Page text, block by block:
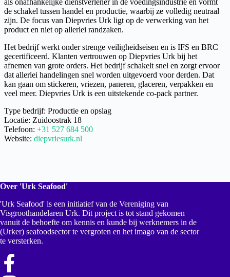
als onafhankelijke dienstverlener in de voedingsindustrie en vormt
de schakel tussen handel en productie, waarbij ze volledig neutraal
zijn. De focus van Diepvries Urk ligt op de verwerking van het
product en niet op allerlei randzaken.
Het bedrijf werkt onder strenge veiligheidseisen en is IFS en BRC
gecertificeerd. Klanten vertrouwen op Diepvries Urk bij het
afnemen van grote orders. Het bedrijf schakelt snel en zorgt ervoor
dat allerlei handelingen snel worden uitgevoerd voor derden. Dat
kan gaan om stickeren, vriezen, paneren, glaceren, verpakken en
veel meer. Diepvries Urk is een uitstekende co-pack partner.
Type bedrijf: Productie en opslag
Locatie: Zuidoostrak 18
Telefoon: +31 527 684 500
Website: diepvriesurk.nl
Over 'Urk Seafood'
'Urk Seafood' is een initiatief van de Vereniging van
Visgroothandelaren Urk. Dit project is tot stand gekomen
vanuit de behoefte om kennis en kunde bij werknemers in de
(Urker) seafoodsector te vergroten en het imago van de sector
te versterken.